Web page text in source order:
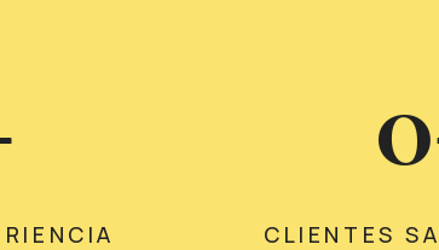
0
CLIENTES